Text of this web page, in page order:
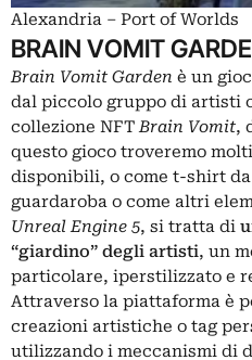
Alexandria – Port of Worlds
BRAIN VOMIT
Brain Vomit Garden è un
dal piccolo gruppo di artisti
collezione NFTBrain Vomit,
questo gioco troveremo
disponibili, o come t-shirt
guardaroba o come altri
Unreal Engine 5, si tratta di
“giardino” degli artisti, un
particolare, iperstilizzato e
Attraverso la piattaforma è
creazioni artistiche o tag
utilizzando i meccanismi di